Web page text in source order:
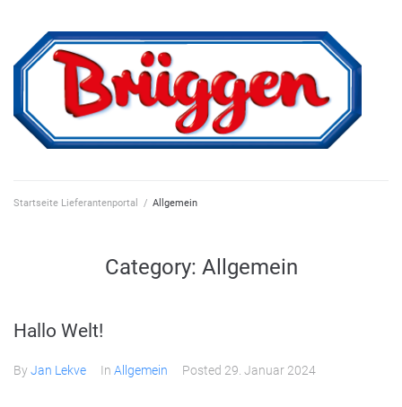
content
Startseite Lieferantenportal / Allgemein
Category: Allgemein
Hallo Welt!
ByJan Lekve In Allgemein Posted 29. Januar 2024